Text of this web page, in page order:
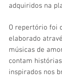
adquiridos na
O repertório foi
elaborado
músicas de
contam
inspirados nos